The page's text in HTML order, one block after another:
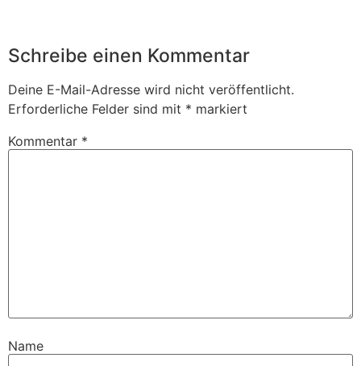
Schreibe einen Kommentar
Deine E-Mail-Adresse wird nicht veröffentlicht.
Erforderliche Felder sind mit * markiert
Kommentar *
Name